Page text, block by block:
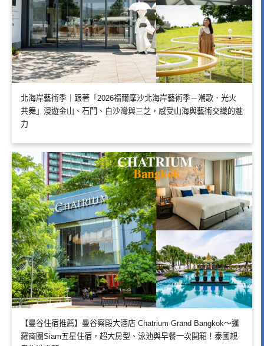
北海岸藝術季｜跟著「2026福爾摩沙北海岸藝術季－潮歌．光火
共舞」漫遊金山、石門、白沙灣與三芝，感受山海與藝術交織的魅
力
【曼谷住宿推薦】曼谷察殿大酒店 Chatrium Grand Bangkok～暹
羅商圈Siam五星住宿，超大房型、泳池與早餐一次開箱！泰國親